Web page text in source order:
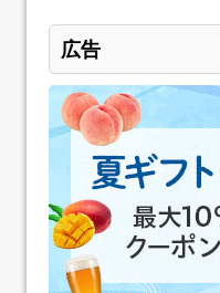
広告